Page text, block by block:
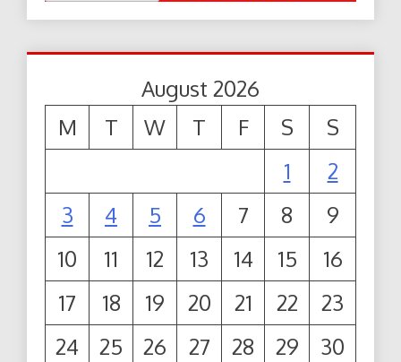
August 2026
M
T W T F S
S
1
2
3
4 5 6 7 8
9
10
11 12 13 14 15
16
17
18 19 20 21 22
23
24
25 26 27 28 29
30